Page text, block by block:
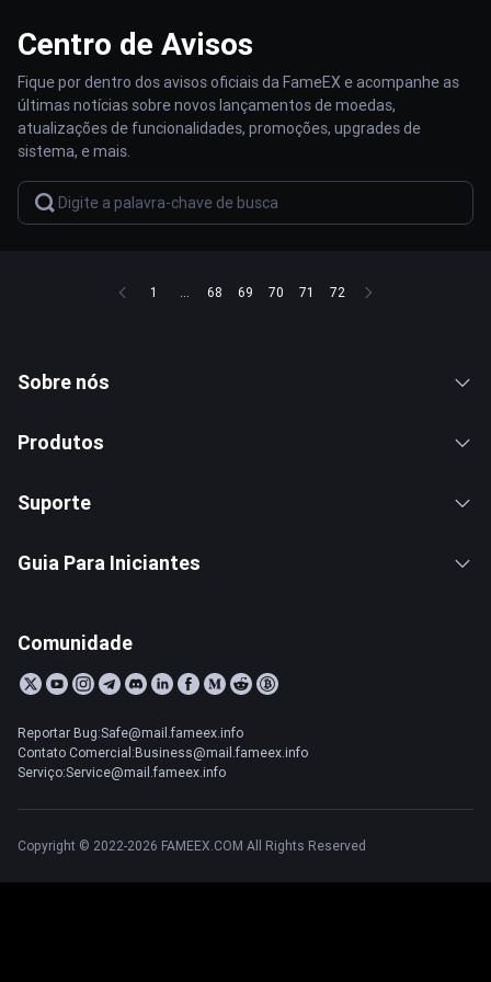
Centro de Avisos
Fique por dentro dos avisos oficiais da FameEX e acompanhe as
últimas notícias sobre novos lançamentos de moedas,
atualizações de funcionalidades, promoções, upgrades de
sistema, e mais.
1 ... 68 69 70 71 72
Sobre nós
Produtos
Suporte
Guia Para Iniciantes
Comunidade
Reportar Bug:Safe@mail.fameex.info
Contato Comercial:Business@mail.fameex.info
Serviço:Service@mail.fameex.info
Copyright © 2022-2026 FAMEEX.COM All Rights Reserved